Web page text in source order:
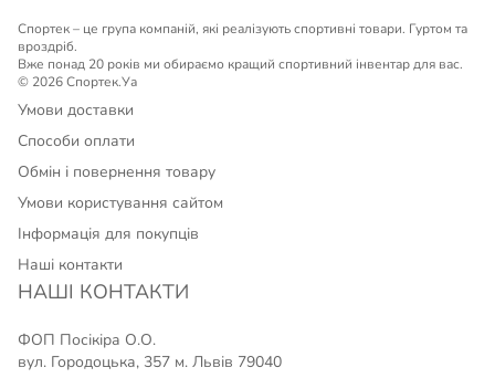
Спортек – це група компаній, які реалізують спортивні товари. Гуртом та
вроздріб.
Вже понад 20 років ми обираємо кращий спортивний інвентар для вас.
© 2026 Спортек.Уа
Умови доставки
Способи оплати
Обмін і повернення товару
Умови користування сайтом
Інформація для покупців
Наші контакти
НАШІ КОНТАКТИ
ФОП Посікіра О.О.
вул. Городоцька, 357 м. Львів 79040